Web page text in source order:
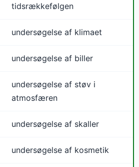
tidsrækkefølgen
undersøgelse af klimaet
undersøgelse af biller
undersøgelse af støv i
atmosfæren
undersøgelse af skaller
undersøgelse af kosmetik